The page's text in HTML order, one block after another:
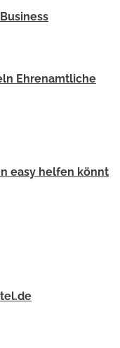
Ehrenamtliche
easy helfen könnt